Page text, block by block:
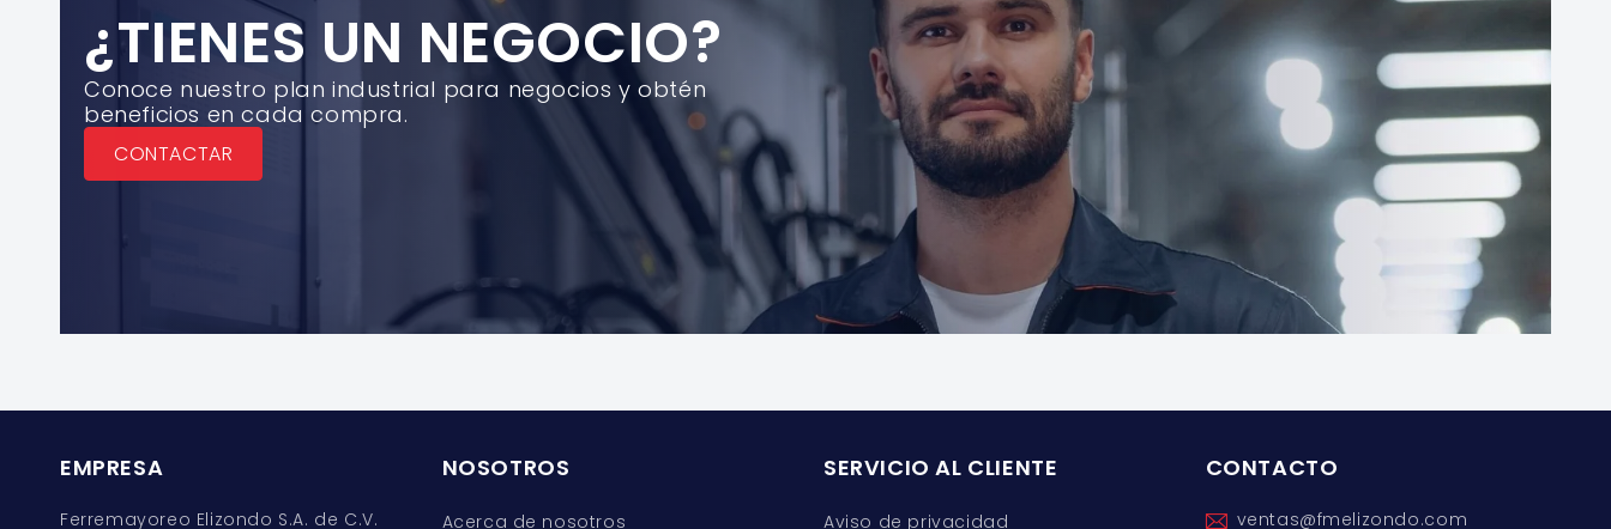
¿TIENES UN NEGOCIO?
Conoce nuestro plan industrial para negocios y obtén
beneficios en cada compra.
CONTACTAR
EMPRESA
Ferremayoreo Elizondo S.A. de C.V.
NOSOTROS
Acerca de nosotros
SERVICIO AL CLIENTE
Aviso de privacidad
CONTACTO
ventas@fmelizondo.com